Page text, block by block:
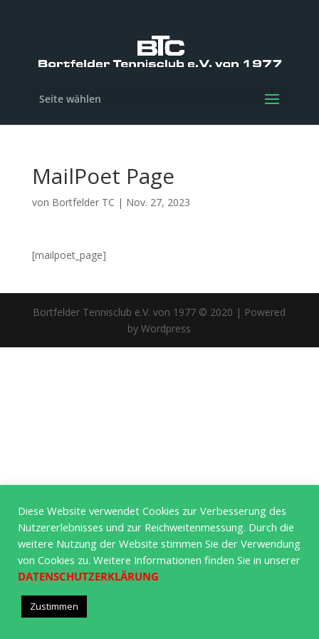
Seite wählen
MailPoet Page
von Bortfelder TC | Nov. 27, 2023
[mailpoet_page]
Bortfelder Tennisclub e.V. von 1977 © 2020 | Powered
by Wordpress
Diese Website verwendet Cookies zur Verbesserung des
Nutzererlebnisses und zur Reichweitenmessung. Durch die
weitere Nutzung der Website stimmen Sie der Verwendung
von Cookies zu. Weitere Informationen finden Sie in unserer
DATENSCHUTZERKLÄRUNG
Zustimmen